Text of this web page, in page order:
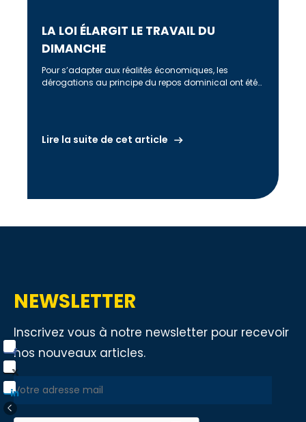
LA LOI ÉLARGIT LE TRAVAIL DU
DIMANCHE
Pour s’adapter aux réalités économiques, les
dérogations au principe du repos dominical ont été
Lire la suite de cet article
NEWSLETTER
Inscrivez vous à notre newsletter pour recevoir
nos nouveaux articles.